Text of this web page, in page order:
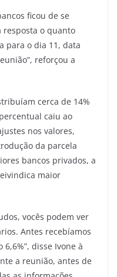
ficou de se
resposta o quanto
para o dia 11, data
reforçou a
cerca de 14%
caiu ao
nos valores,
da parcela
bancos privados, a
maior
vocês podem ver
Antes recebíamos
disse Ivone à
a reunião, antes de